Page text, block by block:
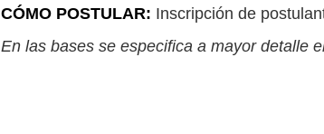
CÓMO POSTULAR: Inscripción de
En las bases se especifica a mayor detalle